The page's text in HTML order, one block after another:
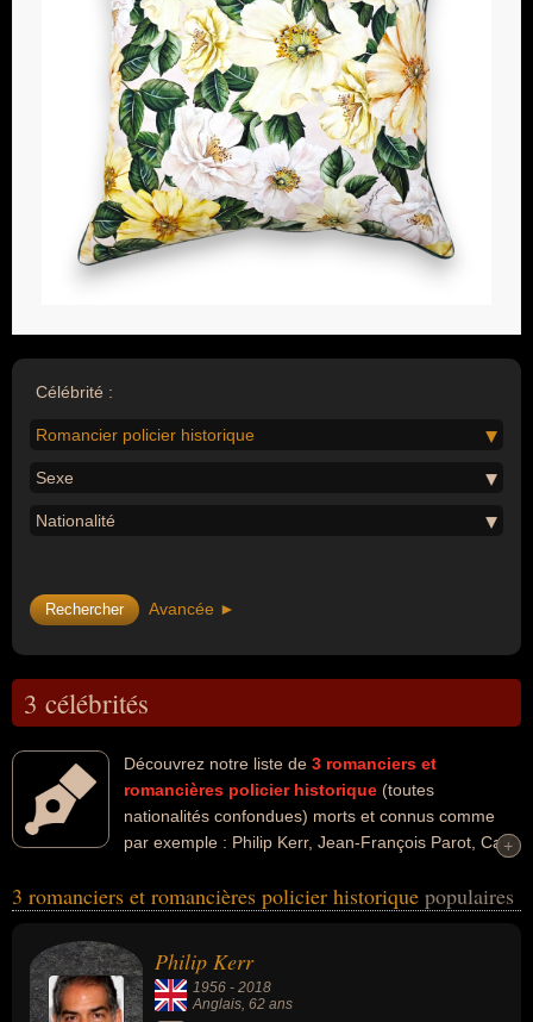
Célébrité :
Romancier policier historique
Sexe
Nationalité
Avancée ►
3 célébrités
Découvrez notre liste de 3 romanciers et
romancières policier historique (toutes
nationalités confondues) morts et connus comme
par exemple : Philip Kerr, Jean-François Parot, Carl-
variés dans les domaines de l'art, de la littérature, de la politique ou
auteur de livre pour enfants, écrivain, romancier, romancier policier,
ambassadeur, homme d'état, essayiste, romancier d'espionnage,
romancier historique ou traducteur. En ce qui concerne leurs
+
+
3 romanciers et romancières policier historique populaires
Philip Kerr
1956 - 2018
Anglais, 62 ans